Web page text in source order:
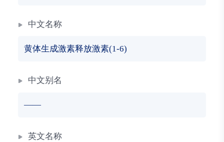
中文名称
黄体生成激素释放激素(1-6)
中文别名
——
英文名称